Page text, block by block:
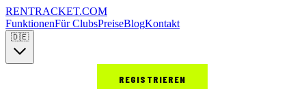
RENTRACKET.COM
FunktionenFür ClubsPreiseBlogKontakt
🇩🇪
REGISTRIEREN